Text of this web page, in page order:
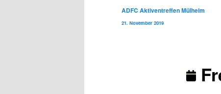
Beitragsnavigation
ADFC Aktiventreffen Mülheim
21. November 2019